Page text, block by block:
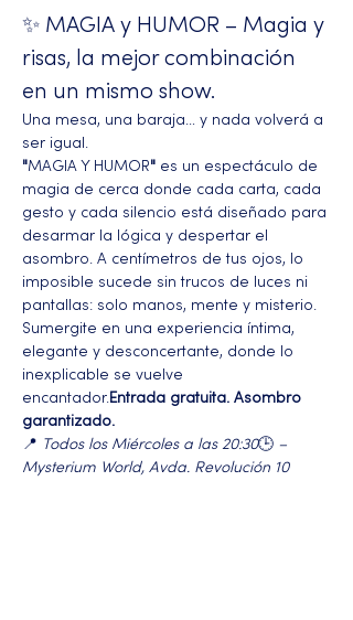
✨ MAGIA y HUMOR – Magia y
risas, la mejor combinación
en un mismo show.
Una mesa, una baraja… y nada volverá a
ser igual.
"MAGIA Y HUMOR" es un espectáculo de
magia de cerca donde cada carta, cada
gesto y cada silencio está diseñado para
desarmar la lógica y despertar el
asombro. A centímetros de tus ojos, lo
imposible sucede sin trucos de luces ni
pantallas: solo manos, mente y misterio.
Sumergite en una experiencia íntima,
elegante y desconcertante, donde lo
inexplicable se vuelve
encantador.Entrada gratuita. Asombro
garantizado.
📍 Todos los Miércoles a las 20:30🕒 –
Mysterium World, Avda. Revolución 10